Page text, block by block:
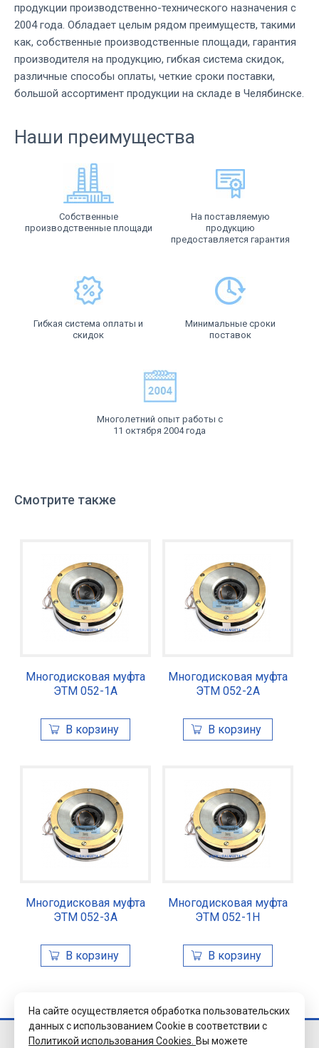
продукции производственно-технического назначения с
2004 года. Обладает целым рядом преимуществ, такими
как, собственные производственные площади, гарантия
производителя на продукцию, гибкая система скидок,
различные способы оплаты, четкие сроки поставки,
большой ассортимент продукции на складе в Челябинске.
Наши преимущества
Собственные
производственные площади
На поставляемую
продукцию
предоставляется гарантия
Гибкая система оплаты и
скидок
Минимальные сроки
поставок
Многолетний опыт работы с
11 октября 2004 года
Смотрите также
Многодисковая муфта
ЭТМ 052-1А
Многодисковая муфта
ЭТМ 052-2А
Многодисковая муфта
ЭТМ 052-3А
Многодисковая муфта
ЭТМ 052-1Н
© 2026 Завод
На сайте осуществляется обработка пользовательских
данных с использованием Cookie в соответствии с
Политикой использования Cookies. Вы можете